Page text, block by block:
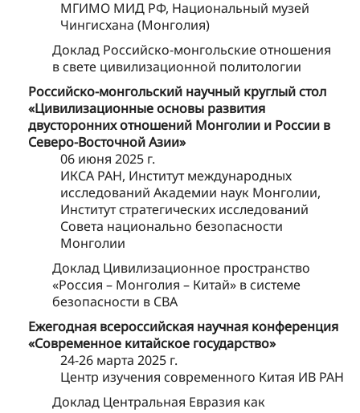
МГИМО МИД РФ, Национальный музей
Чингисхана (Монголия)
Доклад Российско-монгольские отношения
в свете цивилизационной политологии
Российско-монгольский научный круглый стол
«Цивилизационные основы развития
двусторонних отношений Монголии и России в
Северо-Восточной Азии»
06 июня 2025 г.
ИКСА РАН, Институт международных
исследований Академии наук Монголии,
Институт стратегических исследований
Совета национально безопасности
Монголии
Доклад Цивилизационное пространство
«Россия – Монголия – Китай» в системе
безопасности в СВА
Ежегодная всероссийская научная конференция
«Современное китайское государство»
24-26 марта 2025 г.
Центр изучения современного Китая ИВ РАН
Доклад Центральная Евразия как